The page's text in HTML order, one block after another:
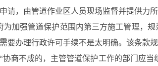
请，由管道作业区人员现场监督并提供力
为加强管道保护范围内第三方施工管理，
要办理行政许可手续不是太明确。该条款
协商不成的，主管管道保护工作的部门应